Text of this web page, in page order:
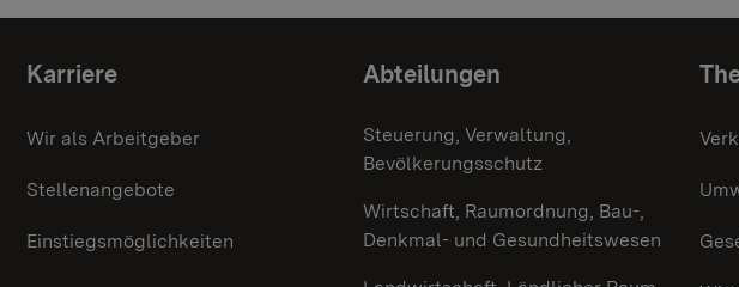
Themenübersicht
Karriere
Wir als Arbeitgeber
Stellenangebote
Einstiegsmöglichkeiten
Abteilungen
Steuerung, Verwaltung,
Bevölkerungsschutz
Wirtschaft, Raumordnung, Bau-,
Denkmal- und Gesundheitswesen